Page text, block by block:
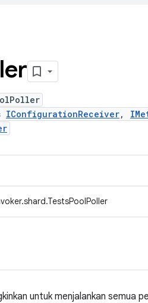
IConfigurationReceiver,
untuk menjalankan semua